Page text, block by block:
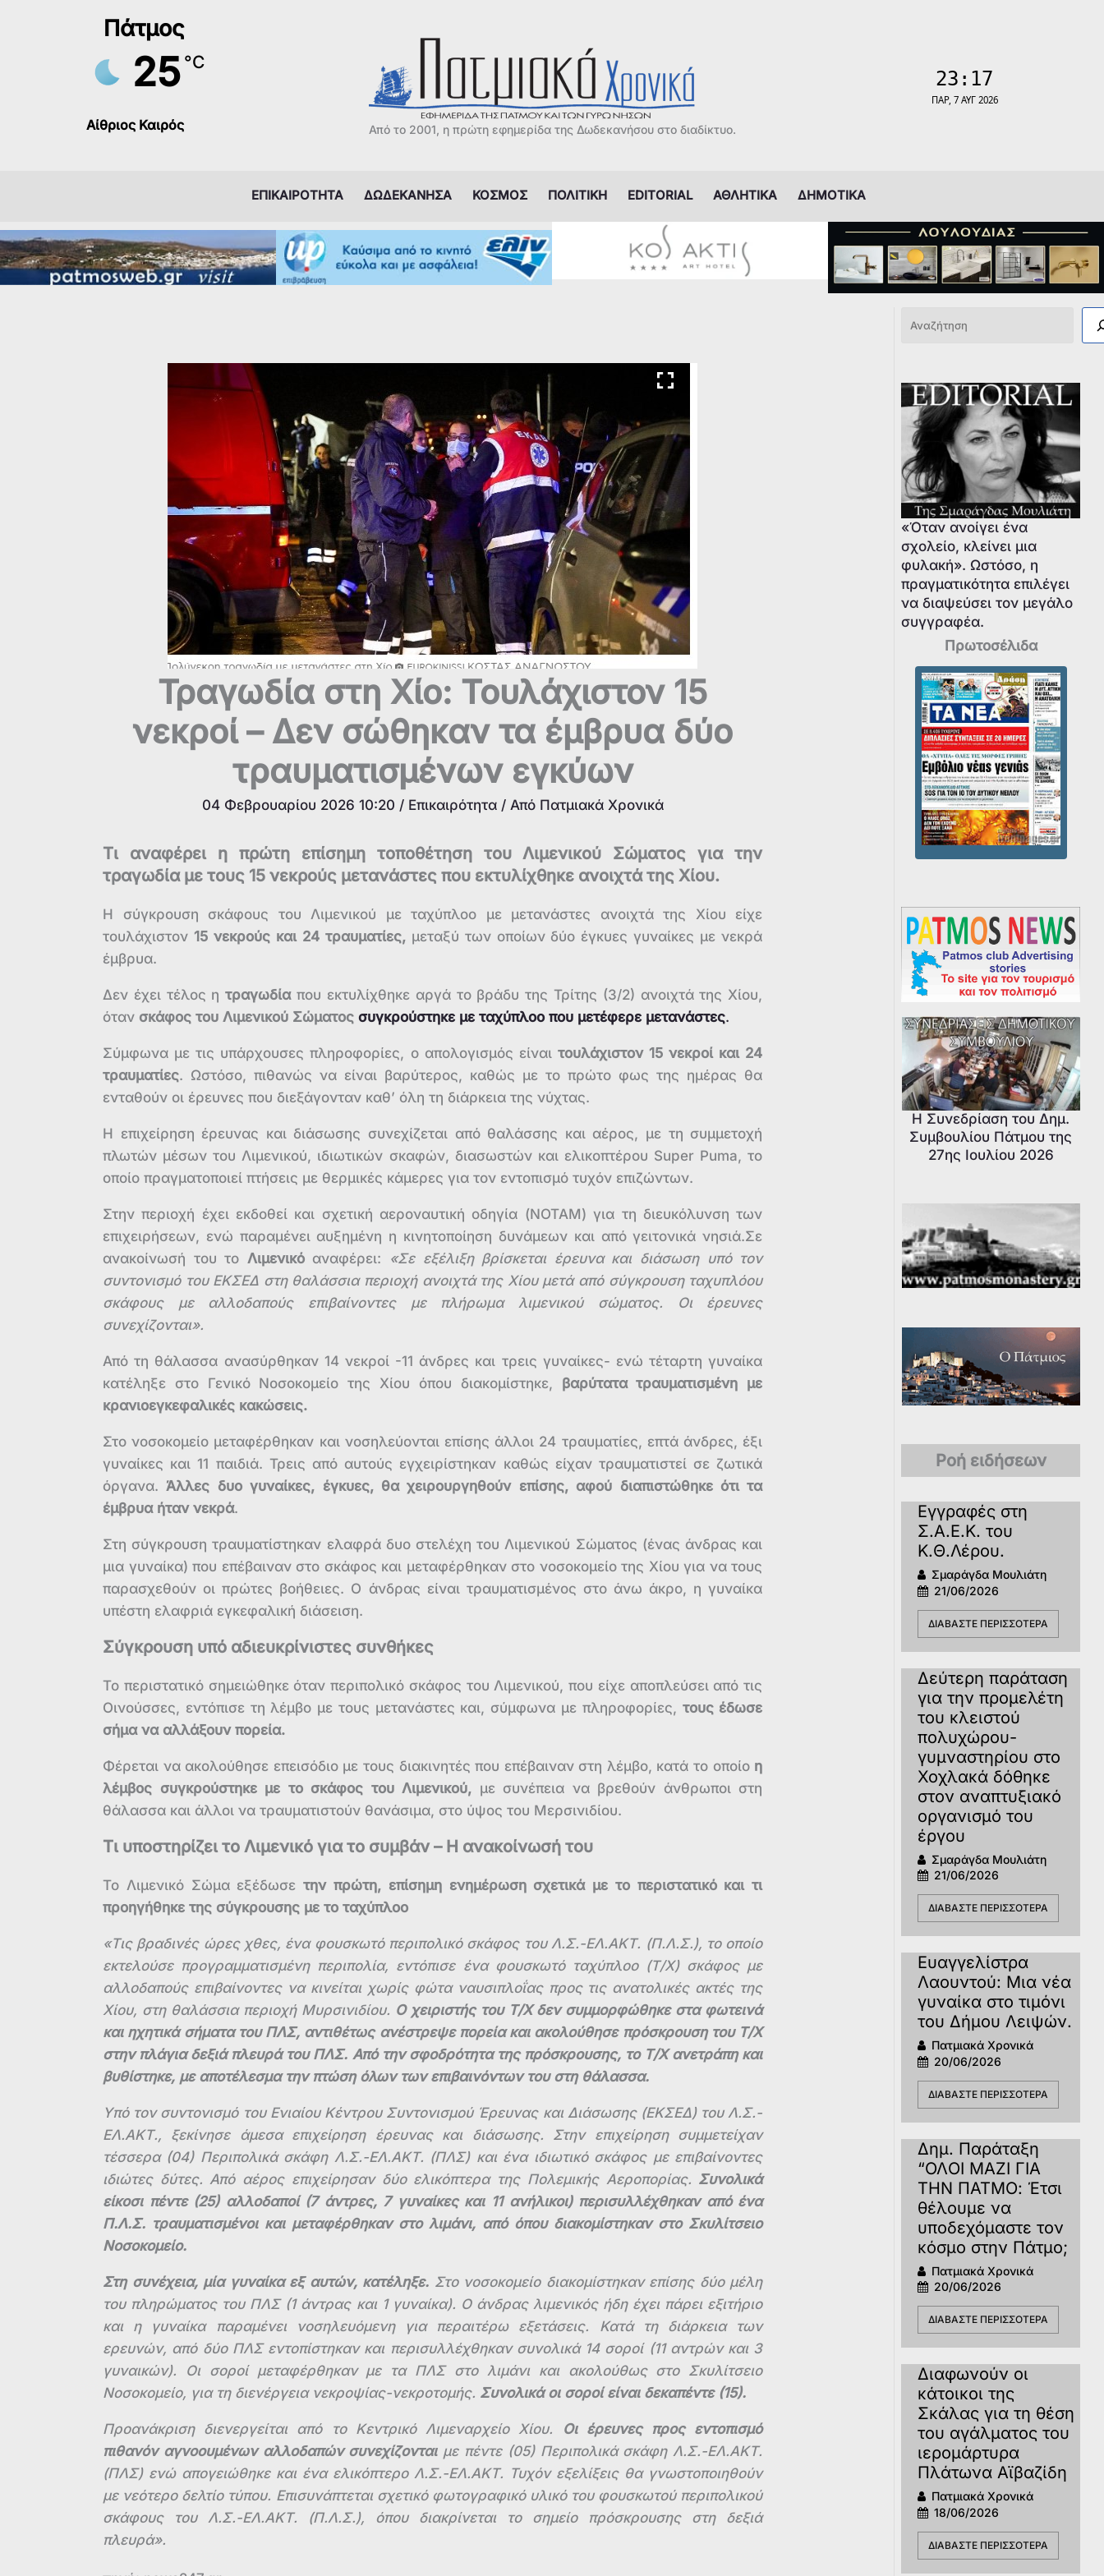
Πάτμος
25 °C
Αίθριος Καιρός Από το 2001, η πρώτη εφημερίδα της Δωδεκανήσου στο διαδίκτυο.
ΕΠΙΚΑΙΡΟΤΗΤΑ ΔΩΔΕΚΑΝΗΣΑ ΚΟΣΜΟΣ ΠΟΛΙΤΙΚΗ EDITORIAL ΑΘΛΗΤΙΚΑ ΔΗΜΟΤΙΚΑ
Τραγωδία στη Χίο: Τουλάχιστον 15
νεκροί – Δεν σώθηκαν τα έμβρυα δύο
τραυματισμένων εγκύων
04 Φεβρουαρίου 2026 10:20 / Επικαιρότητα/ Από Πατμιακά Χρονικά
Τι αναφέρει η πρώτη επίσημη τοποθέτηση του Λιμενικού Σώματος για την
τραγωδία με τους 15 νεκρούς μετανάστες που εκτυλίχθηκε ανοιχτά της Χίου.
Η σύγκρουση σκάφους του Λιμενικού με ταχύπλοο με μετανάστες ανοιχτά της Χίου είχε
τουλάχιστον 15 νεκρούς και 24 τραυματίες,μεταξύ των οποίων δύο έγκυες γυναίκες με νεκρά
έμβρυα.
Δεν έχει τέλος ητραγωδίαπου εκτυλίχθηκε αργά το βράδυ της Τρίτης (3/2) ανοιχτά της Χίου,
όταν σκάφος του Λιμενικού Σώματος συγκρούστηκε με ταχύπλοο που μετέφερε μετανάστες.
Σύμφωνα με τις υπάρχουσες πληροφορίες, ο απολογισμός είναιτουλάχιστον 15 νεκροί και 24
τραυματίες. Ωστόσο, πιθανώς να είναι βαρύτερος, καθώς με το πρώτο φως της ημέρας θα
ενταθούν οι έρευνες που διεξάγονταν καθ’ όλη τη διάρκεια της νύχτας.
Η επιχείρηση έρευνας και διάσωσης συνεχίζεται από θαλάσσης και αέρος, με τη συμμετοχή
πλωτών μέσων του Λιμενικού, ιδιωτικών σκαφών, διασωστών και ελικοπτέρου Super Puma, το
οποίο πραγματοποιεί πτήσεις με θερμικές κάμερες για τον εντοπισμό τυχόν επιζώντων.
Στην περιοχή έχει εκδοθεί και σχετική αεροναυτική οδηγία (NOTAM) για τη διευκόλυνση των
επιχειρήσεων, ενώ παραμένει αυξημένη η κινητοποίηση δυνάμεων και από γειτονικά νησιά.Σε
ανακοίνωσή του το Λιμενικόαναφέρει: «Σε εξέλιξη βρίσκεται έρευνα και διάσωση υπό τον
συντονισμό του ΕΚΣΕΔ στη θαλάσσια περιοχή ανοιχτά της Χίου μετά από σύγκρουση ταχυπλόου
σκάφους με αλλοδαπούς επιβαίνοντες με πλήρωμα λιμενικού σώματος. Οι έρευνες
συνεχίζονται».
Από τη θάλασσα ανασύρθηκαν 14 νεκροί -11 άνδρες και τρεις γυναίκες- ενώ τέταρτη γυναίκα
κατέληξε στο Γενικό Νοσοκομείο της Χίου όπου διακομίστηκε, βαρύτατα τραυματισμένη με
κρανιοεγκεφαλικές κακώσεις.
Στο νοσοκομείο μεταφέρθηκαν και νοσηλεύονται επίσης άλλοι 24 τραυματίες, επτά άνδρες, έξι
γυναίκες και 11 παιδιά. Τρεις από αυτούς εγχειρίστηκαν καθώς είχαν τραυματιστεί σε ζωτικά
όργανα.Άλλες δυο γυναίκες, έγκυες, θα χειρουργηθούν επίσης, αφού διαπιστώθηκε ότι τα
έμβρυα ήταν νεκρά.
Στη σύγκρουση τραυματίστηκαν ελαφρά δυο στελέχη του Λιμενικού Σώματος (ένας άνδρας και
μια γυναίκα) που επέβαιναν στο σκάφος και μεταφέρθηκαν στο νοσοκομείο της Χίου για να τους
παρασχεθούν οι πρώτες βοήθειες. Ο άνδρας είναι τραυματισμένος στο άνω άκρο, η γυναίκα
υπέστη ελαφριά εγκεφαλική διάσειση.
Σύγκρουση υπό αδιευκρίνιστες συνθήκες
Το περιστατικό σημειώθηκε όταν περιπολικό σκάφος του Λιμενικού, που είχε αποπλεύσει από τις
Οινούσσες, εντόπισε τη λέμβο με τους μετανάστες και, σύμφωνα με πληροφορίες, τους έδωσε
σήμα να αλλάξουν πορεία.
Φέρεται να ακολούθησε επεισόδιο με τους διακινητές που επέβαιναν στη λέμβο, κατά το οποίοη
λέμβος συγκρούστηκε με το σκάφος του Λιμενικού, με συνέπεια να βρεθούν άνθρωποι στη
θάλασσα και άλλοι να τραυματιστούν θανάσιμα, στο ύψος του Μερσινιδίου.
Τι υποστηρίζει το Λιμενικό για το συμβάν – Η ανακοίνωσή του
Το Λιμενικό Σώμα εξέδωσετην πρώτη, επίσημη ενημέρωση σχετικά με το περιστατικό και τι
προηγήθηκε της σύγκρουσης με το ταχύπλοο
«Τις βραδινές ώρες χθες, ένα φουσκωτό περιπολικό σκάφος του Λ.Σ.-ΕΛ.ΑΚΤ. (Π.Λ.Σ.), το οποίο
εκτελούσε προγραμματισμένη περιπολία, εντόπισε ένα φουσκωτό ταχύπλοο (Τ/Χ) σκάφος με
αλλοδαπούς επιβαίνοντες να κινείται χωρίς φώτα ναυσιπλοΐας προς τις ανατολικές ακτές της
Χίου, στη θαλάσσια περιοχή Μυρσινιδίου. Ο χειριστής του Τ/Χ δεν συμμορφώθηκε στα φωτεινά
και ηχητικά σήματα του ΠΛΣ, αντιθέτως ανέστρεψε πορεία και ακολούθησε πρόσκρουση του Τ/Χ
στην πλάγια δεξιά πλευρά του ΠΛΣ. Από την σφοδρότητα της πρόσκρουσης, το Τ/Χ ανετράπη και
βυθίστηκε, με αποτέλεσμα την πτώση όλων των επιβαινόντων του στη θάλασσα.
Υπό τον συντονισμό του Ενιαίου Κέντρου Συντονισμού Έρευνας και Διάσωσης (ΕΚΣΕΔ) του Λ.Σ.-
ΕΛ.ΑΚΤ., ξεκίνησε άμεσα επιχείρηση έρευνας και διάσωσης. Στην επιχείρηση συμμετείχαν
τέσσερα (04) Περιπολικά σκάφη Λ.Σ.-ΕΛ.ΑΚΤ. (ΠΛΣ) και ένα ιδιωτικό σκάφος με επιβαίνοντες
ιδιώτες δύτες. Από αέρος επιχείρησαν δύο ελικόπτερα της Πολεμικής Αεροπορίας. Συνολικά
είκοσι πέντε (25) αλλοδαποί (7 άντρες, 7 γυναίκες και 11 ανήλικοι) περισυλλέχθηκαν από ένα
Π.Λ.Σ. τραυματισμένοι και μεταφέρθηκαν στο λιμάνι, από όπου διακομίστηκαν στο Σκυλίτσειο
Νοσοκομείο.
Στη συνέχεια, μία γυναίκα εξ αυτών, κατέληξε. Στο νοσοκομείο διακομίστηκαν επίσης δύο μέλη
του πληρώματος του ΠΛΣ (1 άντρας και 1 γυναίκα). Ο άνδρας λιμενικός ήδη έχει πάρει εξιτήριο
και η γυναίκα παραμένει νοσηλευόμενη για περαιτέρω εξετάσεις. Κατά τη διάρκεια των
ερευνών, από δύο ΠΛΣ εντοπίστηκαν και περισυλλέχθηκαν συνολικά 14 σοροί (11 αντρών και 3
γυναικών). Οι σοροί μεταφέρθηκαν με τα ΠΛΣ στο λιμάνι και ακολούθως στο Σκυλίτσειο
Νοσοκομείο, για τη διενέργεια νεκροψίας-νεκροτομής. Συνολικά οι σοροί είναι δεκαπέντε (15).
Προανάκριση διενεργείται από το Κεντρικό Λιμεναρχείο Χίου. Οι έρευνες προς εντοπισμό
πιθανόν αγνοουμένων αλλοδαπών συνεχίζονταιμε πέντε (05) Περιπολικά σκάφη Λ.Σ.-ΕΛ.ΑΚΤ.
(ΠΛΣ) ενώ απογειώθηκε και ένα ελικόπτερο Λ.Σ.-ΕΛ.ΑΚΤ. Τυχόν εξελίξεις θα γνωστοποιηθούν
με νεότερο δελτίο τύπου. Επισυνάπτεται σχετικό φωτογραφικό υλικό του φουσκωτού περιπολικού
σκάφους του Λ.Σ.-ΕΛ.ΑΚΤ. (Π.Λ.Σ.), όπου διακρίνεται το σημείο πρόσκρουσης στη δεξιά
πλευρά».
Αναζήτηση
«Όταν ανοίγει ένα
σχολείο, κλείνει μια
φυλακή». Ωστόσο, η
πραγματικότητα επιλέγει
να διαψεύσει τον μεγάλο
συγγραφέα.
Πρωτοσέλιδα
Η Συνεδρίαση του Δημ.
Συμβουλίου Πάτμου της
27ης Ιουλίου 2026
Ροή ειδήσεων
Εγγραφές στη
Σ.Α.Ε.Κ. του
Κ.Θ.Λέρου.
Σμαράγδα Μουλιάτη
21/06/2026
ΔΙΑΒΆΣΤΕ ΠΕΡΙΣΣΌΤΕΡΑ
Δεύτερη παράταση
για την προμελέτη
του κλειστού
πολυχώρου-
γυμναστηρίου στο
Χοχλακά δόθηκε
στον αναπτυξιακό
οργανισμό του
έργου
Σμαράγδα Μουλιάτη
21/06/2026
ΔΙΑΒΆΣΤΕ ΠΕΡΙΣΣΌΤΕΡΑ
Ευαγγελίστρα
Λαουντού: Μια νέα
γυναίκα στο τιμόνι
του Δήμου Λειψών.
Πατμιακά Χρονικά
20/06/2026
ΔΙΑΒΆΣΤΕ ΠΕΡΙΣΣΌΤΕΡΑ
Δημ. Παράταξη
“ΟΛOI ΜΑΖΙ ΓΙΑ
ΤΗΝ ΠΑΤΜΟ: Έτσι
θέλουμε να
υποδεχόμαστε τον
κόσμο στην Πάτμο;
Πατμιακά Χρονικά
20/06/2026
ΔΙΑΒΆΣΤΕ ΠΕΡΙΣΣΌΤΕΡΑ
Διαφωνούν οι
κάτοικοι της
Σκάλας για τη θέση
του αγάλματος του
ιερομάρτυρα
Πλάτωνα Αϊβαζίδη
Πατμιακά Χρονικά
18/06/2026
ΔΙΑΒΆΣΤΕ ΠΕΡΙΣΣΌΤΕΡΑ